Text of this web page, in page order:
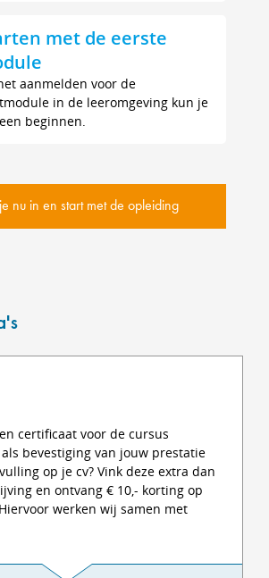
met de eerste
aanmelden voor de
in de leeromgeving kun je
beginnen.
nu in en start met de opleiding
certificaat voor de cursus
bevestiging van jouw prestatie
op je cv? Vink deze extra dan
en ontvang € 10,- korting op
werken wij samen met